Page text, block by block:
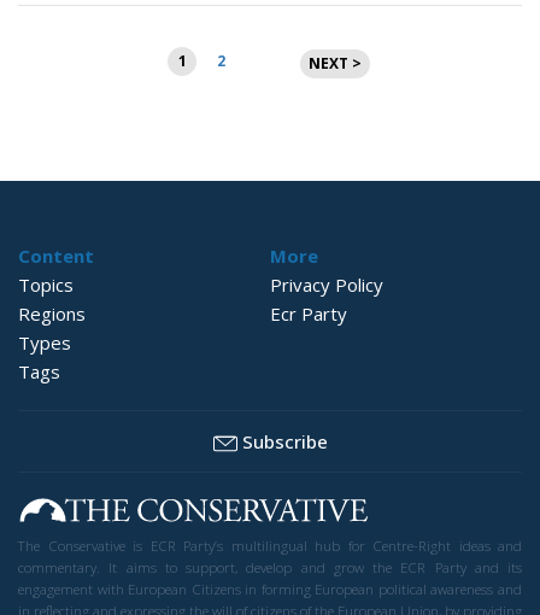
Stronicowanie
wpisów
1 2 NEXT >
Content
Topics
Regions
Types
Tags
More
Privacy Policy
Ecr Party
Subscribe
The Conservative is ECR Party’s multilingual hub for Centre-Right ideas and
commentary. It aims to support, develop and grow the ECR Party and its
engagement with European Citizens in forming European political awareness and
in reflecting and expressing the will of citizens of the European Union, by providing